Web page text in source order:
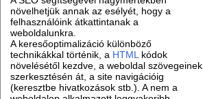
növelhetjük annak az esélyét, hogy a
felhasználóink átkattintanak a
weboldalunkra.
A keresőoptimalizáció különböző
technikákkal történik, a HTML kódok
növelésétől kezdve, a weboldal szövegeinek
szerkesztésén át, a site navigációig
(keresztbe hivatkozások stb.). A nem a